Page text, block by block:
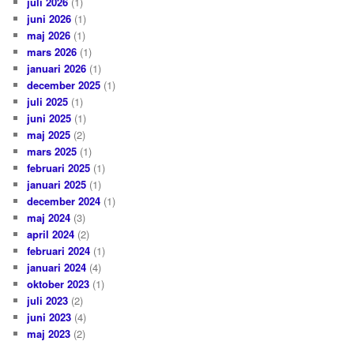
juni 2026 (1)
maj 2026 (1)
mars 2026 (1)
januari 2026 (1)
december 2025 (1)
juli 2025 (1)
juni 2025 (1)
maj 2025 (2)
mars 2025 (1)
februari 2025 (1)
januari 2025 (1)
december 2024 (1)
maj 2024 (3)
april 2024 (2)
februari 2024 (1)
januari 2024 (4)
oktober 2023 (1)
juli 2023 (2)
juni 2023 (4)
maj 2023 (2)